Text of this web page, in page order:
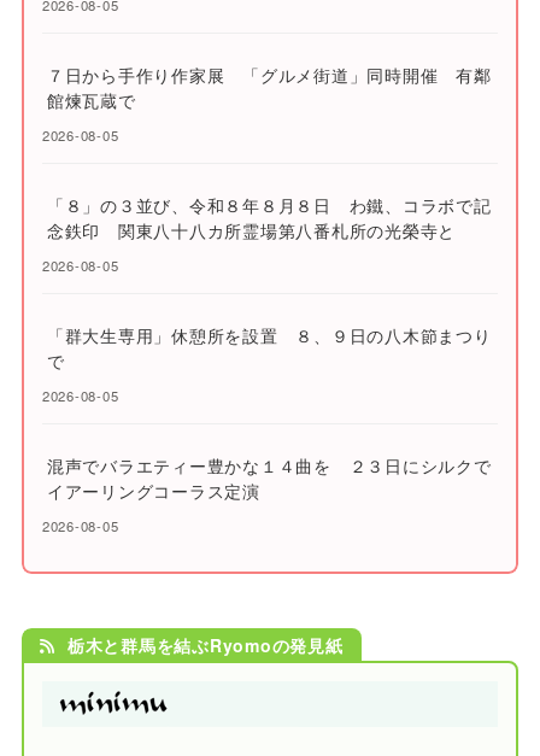
2026-08-05
７日から手作り作家展 「グルメ街道」同時開催 有鄰
館煉瓦蔵で
2026-08-05
「８」の３並び、令和８年８月８日 わ鐵、コラボで記
念鉄印 関東八十八カ所霊場第八番札所の光榮寺と
2026-08-05
「群大生専用」休憩所を設置 ８、９日の八木節まつり
で
2026-08-05
混声でバラエティー豊かな１４曲を ２３日にシルクで
イアーリングコーラス定演
2026-08-05
栃木と群馬を結ぶRyomoの発見紙